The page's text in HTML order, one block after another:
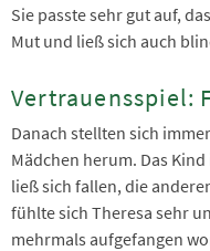
Sie passte sehr gut auf,
Mut und ließ sich auch
Vertrauensspiel:
Danach stellten sich
Mädchen herum. Das
ließ sich fallen, die
fühlte sich Theresa sehr
mehrmals aufgefangen